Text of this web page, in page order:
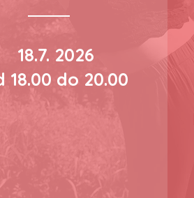
18.7. 2026
18.00 do 20.00